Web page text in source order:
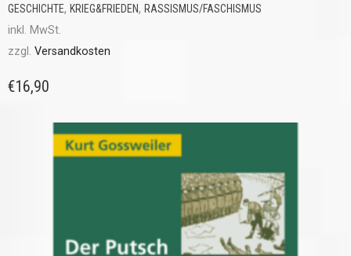
GESCHICHTE, KRIEG&FRIEDEN, RASSISMUS/FASCHISMUS
inkl. MwSt.
zzgl. Versandkosten
€16,90